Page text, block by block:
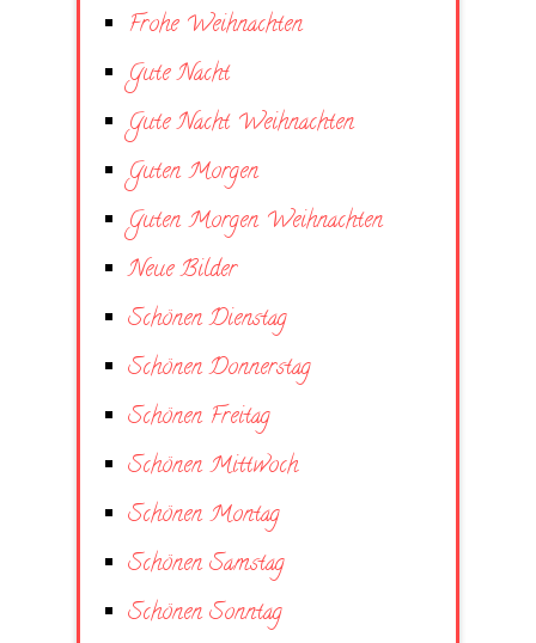
Frohe Weihnachten
Gute Nacht
Gute Nacht Weihnachten
Guten Morgen
Guten Morgen Weihnachten
Neue Bilder
Schönen Dienstag
Schönen Donnerstag
Schönen Freitag
Schönen Mittwoch
Schönen Montag
Schönen Samstag
Schönen Sonntag